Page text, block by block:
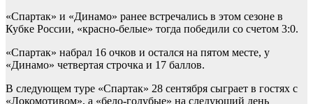
«Спартак» и «Динамо» ранее встречались в этом сезоне в
Кубке России, «красно-белые» тогда победили со счетом 3:0.
«Спартак» набрал 16 очков и остался на пятом месте, у
«Динамо» четвертая строчка и 17 баллов.
В следующем туре «Спартак» 28 сентября сыграет в гостях с
«Локомотивом», а «бело-голубые» на следующий день